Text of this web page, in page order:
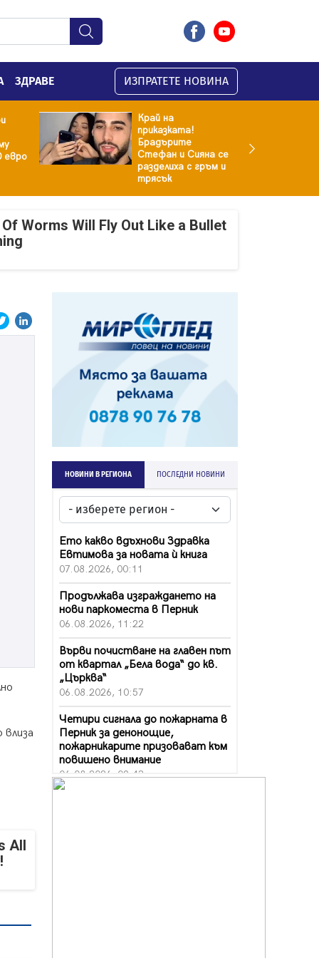
ЗДРАВЕ ИЗПРАТЕТЕ НОВИНА
евро
Край на
приказката!
Брадърите
Стефан и Сияна се
разделиха с гръм и
трясък
Worms Will Fly Out Like a Bullet
влиза
All
НОВИНИ В РЕГИОНА ПОСЛЕДНИ НОВИНИ
Ето какво вдъхнови Здравка
Евтимова за новата ѝ книга
07.08.2026, 00:11
Продължава изграждането на
нови паркоместа в Перник
06.08.2026, 11:22
Върви почистване на главен път
от квартал „Бела вода“ до кв.
„Църква“
06.08.2026, 10:57
Четири сигнала до пожарната в
Перник за денонощие,
пожарникарите призовават към
повишено внимание
06.08.2026, 09:43